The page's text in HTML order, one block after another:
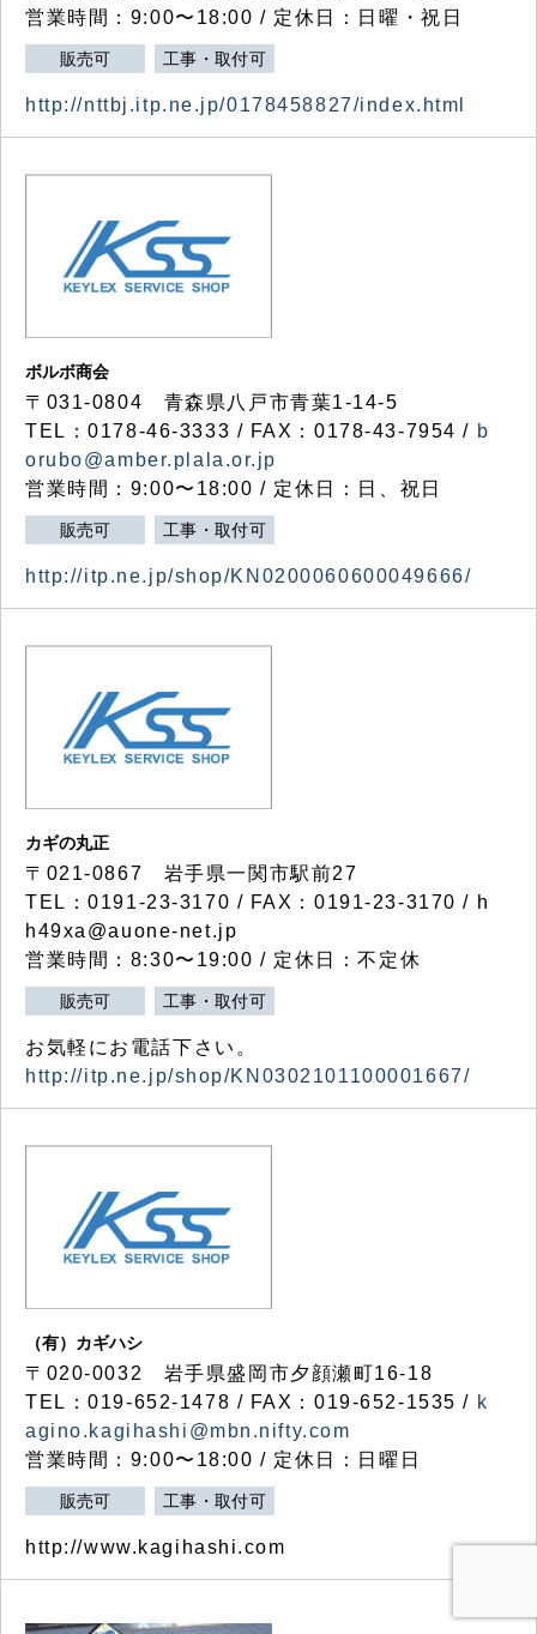
営業時間：9:00〜18:00 / 定休日：日曜・祝日
販売可 工事・取付可
http://nttbj.itp.ne.jp/0178458827/index.html
ボルボ商会
〒031-0804 青森県八戸市青葉1-14-5
TEL：0178-46-3333 / FAX：0178-43-7954 / b
orubo@amber.plala.or.jp
営業時間：9:00〜18:00 / 定休日：日、祝日
販売可 工事・取付可
http://itp.ne.jp/shop/KN0200060600049666/
カギの丸正
〒021-0867 岩手県一関市駅前27
TEL：0191-23-3170 / FAX：0191-23-3170 / h
h49xa@auone-net.jp
営業時間：8:30〜19:00 / 定休日：不定休
販売可 工事・取付可
お気軽にお電話下さい。
http://itp.ne.jp/shop/KN0302101100001667/
（有）カギハシ
〒020-0032 岩手県盛岡市夕顔瀬町16-18
TEL：019-652-1478 / FAX：019-652-1535 / k
agino.kagihashi@mbn.nifty.com
営業時間：9:00〜18:00 / 定休日：日曜日
販売可 工事・取付可
http://www.kagihashi.com